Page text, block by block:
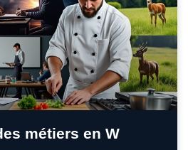
métiers en W